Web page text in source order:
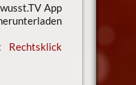
App
Rechtsklick